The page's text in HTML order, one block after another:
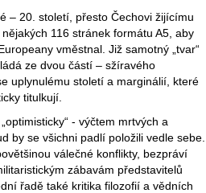
– 20. století, přesto Čechovi žijícímu
116 stránek formátu A5, aby
vměstnal. Již samotný „tvar“
ze dvou částí – sžíravého
uplynulému století a marginálií, které
titulkují.
- výčtem mrtvých a
by se všichni padlí položili vedle sebe.
válečné konflikty, bezpráví
zábavám představitelů
řadě také kritika filozofií a vědních